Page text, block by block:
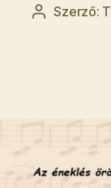
Bejegyzés
Szerző: